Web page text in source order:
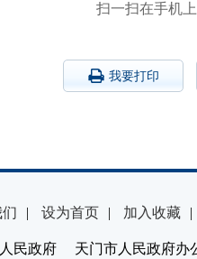
扫一扫在手机
我要打印
| 设为首页 | 加入收藏 |
人民政府 天门市人民政府